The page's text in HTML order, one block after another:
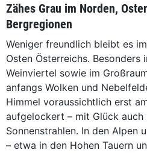
Zähes Grau im Norden,
Bergregionen
Weniger freundlich bleibt es
Osten Österreichs. Besonders
Weinviertel sowie im
anfangs Wolken und
Himmel voraussichtlich erst
aufgelockert – mit Glück auch
Sonnenstrahlen. In den Alpen
– etwa in den Hohen Tauern